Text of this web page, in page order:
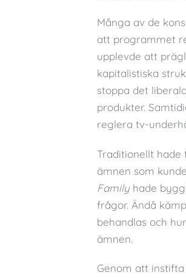
Många av de
att programmet
upplevde att
kapitalistiska
stoppa det
produkter.
reglera tv-
Traditionellt hade
ämnen som
Family hade
frågor. Ändå
behandlas och
ämnen.
Genom att